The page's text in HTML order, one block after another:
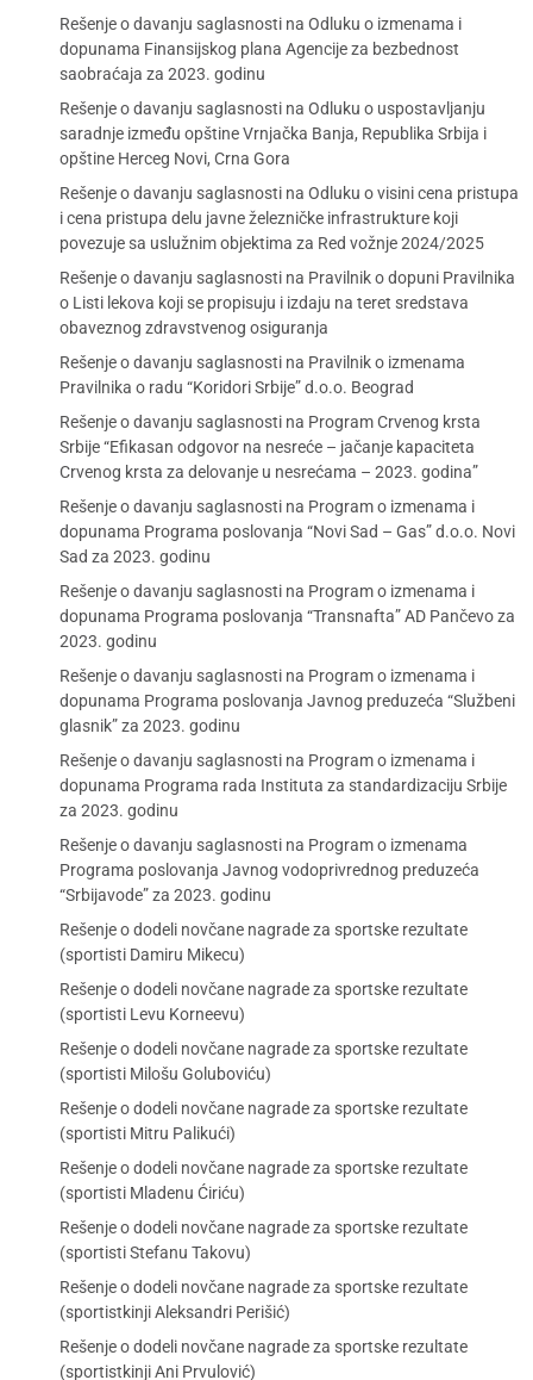
Rešenje o davanju saglasnosti na Odluku o izmenama i
dopunama Finansijskog plana Agencije za bezbednost
saobraćaja za 2023. godinu
Rešenje o davanju saglasnosti na Odluku o uspostavljanju
saradnje između opštine Vrnjačka Banja, Republika Srbija i
opštine Herceg Novi, Crna Gora
Rešenje o davanju saglasnosti na Odluku o visini cena pristupa
i cena pristupa delu javne železničke infrastrukture koji
povezuje sa uslužnim objektima za Red vožnje 2024/2025
Rešenje o davanju saglasnosti na Pravilnik o dopuni Pravilnika
o Listi lekova koji se propisuju i izdaju na teret sredstava
obaveznog zdravstvenog osiguranja
Rešenje o davanju saglasnosti na Pravilnik o izmenama
Pravilnika o radu “Koridori Srbije” d.o.o. Beograd
Rešenje o davanju saglasnosti na Program Crvenog krsta
Srbije “Efikasan odgovor na nesreće – jačanje kapaciteta
Crvenog krsta za delovanje u nesrećama – 2023. godina”
Rešenje o davanju saglasnosti na Program o izmenama i
dopunama Programa poslovanja “Novi Sad – Gas” d.o.o. Novi
Sad za 2023. godinu
Rešenje o davanju saglasnosti na Program o izmenama i
dopunama Programa poslovanja “Transnafta” AD Pančevo za
2023. godinu
Rešenje o davanju saglasnosti na Program o izmenama i
dopunama Programa poslovanja Javnog preduzeća “Službeni
glasnik” za 2023. godinu
Rešenje o davanju saglasnosti na Program o izmenama i
dopunama Programa rada Instituta za standardizaciju Srbije
za 2023. godinu
Rešenje o davanju saglasnosti na Program o izmenama
Programa poslovanja Javnog vodoprivrednog preduzeća
“Srbijavode” za 2023. godinu
Rešenje o dodeli novčane nagrade za sportske rezultate
(sportisti Damiru Mikecu)
Rešenje o dodeli novčane nagrade za sportske rezultate
(sportisti Levu Korneevu)
Rešenje o dodeli novčane nagrade za sportske rezultate
(sportisti Milošu Goluboviću)
Rešenje o dodeli novčane nagrade za sportske rezultate
(sportisti Mitru Palikući)
Rešenje o dodeli novčane nagrade za sportske rezultate
(sportisti Mladenu Ćiriću)
Rešenje o dodeli novčane nagrade za sportske rezultate
(sportisti Stefanu Takovu)
Rešenje o dodeli novčane nagrade za sportske rezultate
(sportistkinji Aleksandri Perišić)
Rešenje o dodeli novčane nagrade za sportske rezultate
(sportistkinji Ani Prvulović)